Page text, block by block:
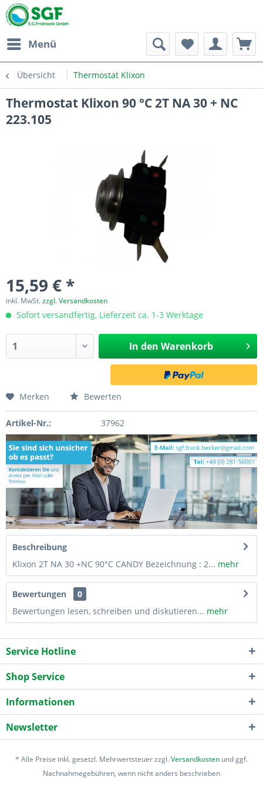
Menü
Übersicht Thermostat Klixon
Thermostat Klixon 90 °C 2T NA 30 + NC
223.105
15,59 € *
inkl. MwSt.zzgl. Versandkosten
Sofort versandfertig, Lieferzeit ca. 1-3 Werktage
In den Warenkorb
Merken Bewerten
Artikel-Nr.: 37962
Beschreibung
Klixon 2T NA 30 +NC 90°C CANDY Bezeichnung : 2... mehr
Bewertungen
0
Bewertungen lesen, schreiben und diskutieren... mehr
Service Hotline
Shop Service
Informationen
Newsletter
* Alle Preise inkl. gesetzl. Mehrwertsteuer zzgl.Versandkosten und ggf.
Nachnahmegebühren, wenn nicht anders beschrieben